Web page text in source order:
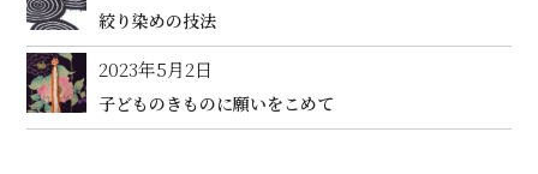
絞り染めの技法
2023年5月2日
子どものきものに願いをこめて